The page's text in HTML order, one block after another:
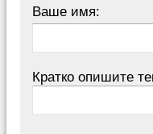
Ваше имя:
Кратко опишите